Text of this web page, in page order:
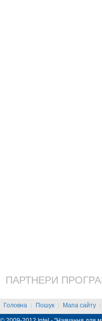
ПАРТНЕРИ
Головна | Пошук | Мапа сайту |